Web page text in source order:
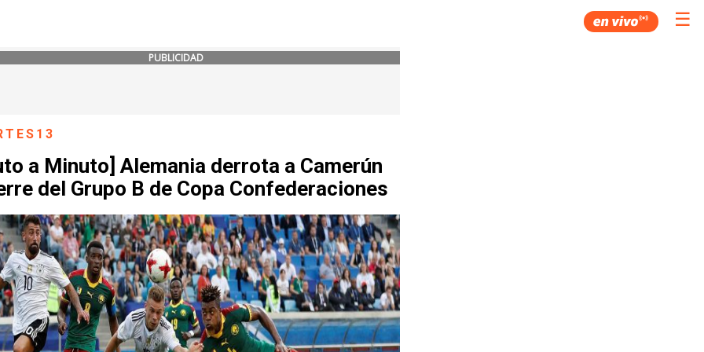
☰
PUBLICIDAD
a Minuto] Alemania derrota a Camerún
del Grupo B de Copa Confederaciones